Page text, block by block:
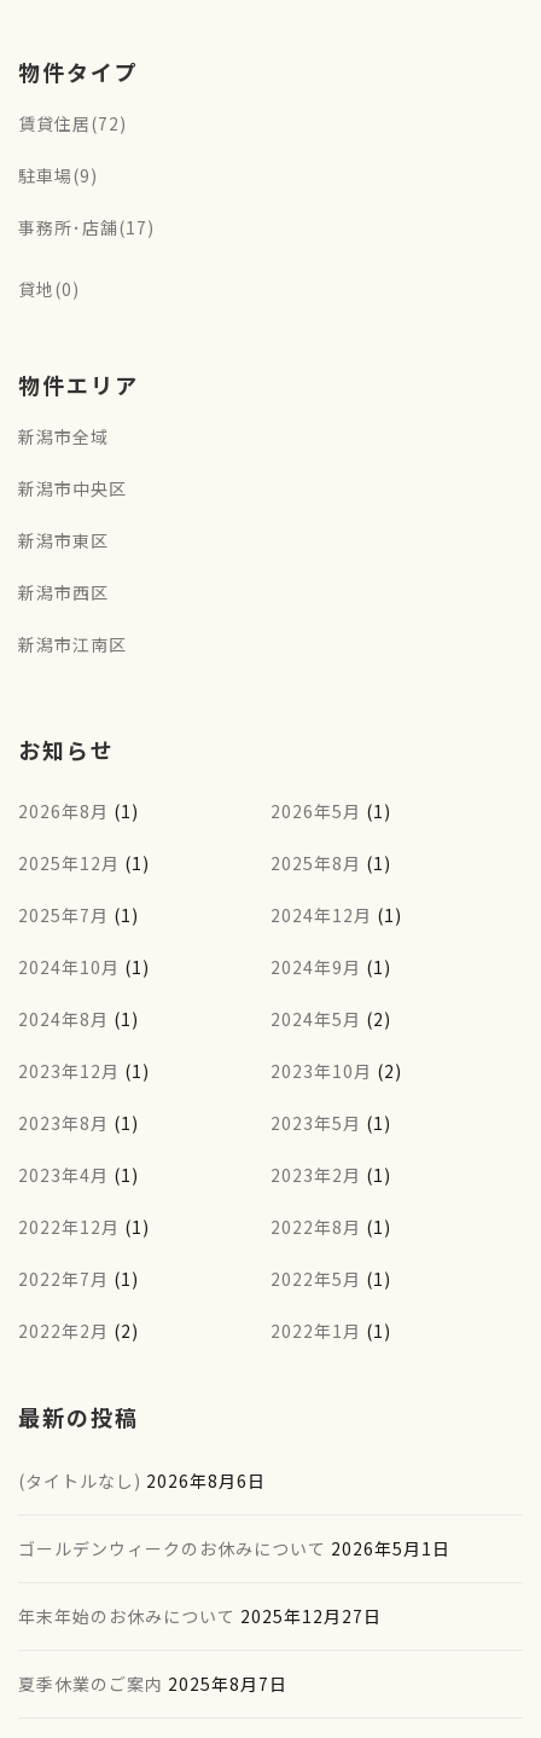
物件タイプ
賃貸住居(72)
駐車場(9)
事務所･店舗(17)
貸地(0)
物件エリア
新潟市全域
新潟市中央区
新潟市東区
新潟市西区
新潟市江南区
お知らせ
2026年8月 (1) 2026年5月 (1)
2025年12月 (1) 2025年8月 (1)
2025年7月 (1) 2024年12月 (1)
2024年10月 (1) 2024年9月 (1)
2024年8月 (1) 2024年5月 (2)
2023年12月 (1) 2023年10月 (2)
2023年8月 (1) 2023年5月 (1)
2023年4月 (1) 2023年2月 (1)
2022年12月 (1) 2022年8月 (1)
2022年7月 (1) 2022年5月 (1)
2022年2月 (2) 2022年1月 (1)
最新の投稿
(タイトルなし) 2026年8月6日
ゴールデンウィークのお休みについて 2026年5月1日
年末年始のお休みについて 2025年12月27日
夏季休業のご案内 2025年8月7日